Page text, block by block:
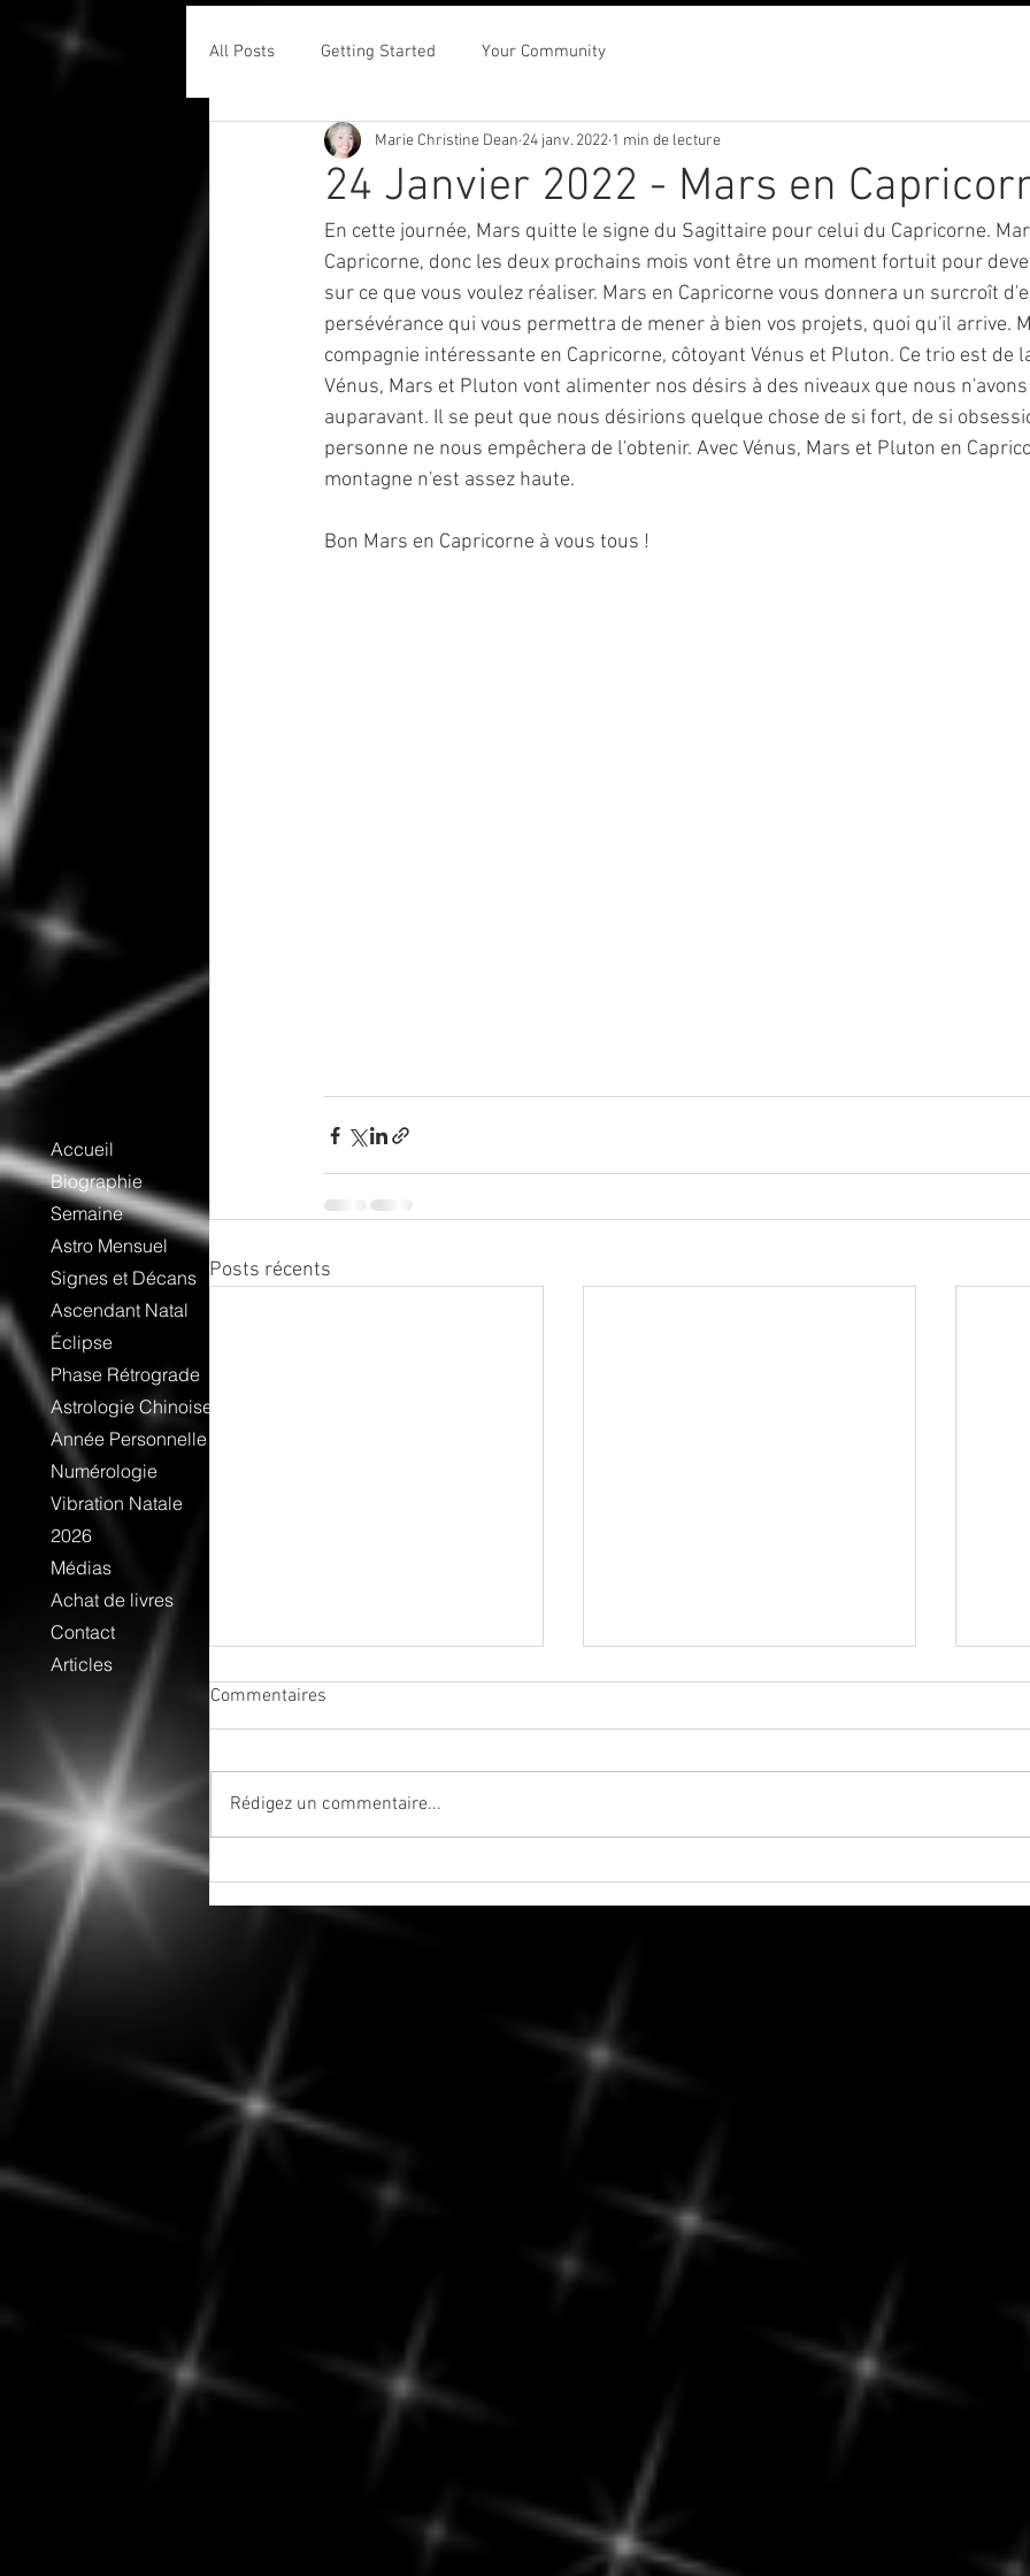
Accueil
Biographie
Semaine
Astro Mensuel
Signes et Décans
Ascendant Natal
Éclipse
Phase Rétrograde
Astrologie Chinoise
Année Personnelle
Numérologie
Vibration Natale
2026
Médias
Achat de livres
Contact
Articles
All Posts Getting Started Your Community
24 Janvier 2022 - Mars en
Marie Christine Dean 24 janv. 2022 1 min de lecture
En cette journée, Mars quitte le signe du Sagittaire pour celui du Capricorne.
Capricorne, donc les deux prochains mois vont être un moment fortuit pour
sur ce que vous voulez réaliser. Mars en Capricorne vous donnera un surcroît
persévérance qui vous permettra de mener à bien vos projets, quoi qu'il arrive.
compagnie intéressante en Capricorne, côtoyant Vénus et Pluton. Ce trio est de
Vénus, Mars et Pluton vont alimenter nos désirs à des niveaux que nous
auparavant. Il se peut que nous désirions quelque chose de si fort, de si
personne ne nous empêchera de l'obtenir. Avec Vénus, Mars et Pluton en
montagne n'est assez haute.
Bon Mars en Capricorne à vous tous !
Posts récents
Commentaires
Rédigez un commentaire...